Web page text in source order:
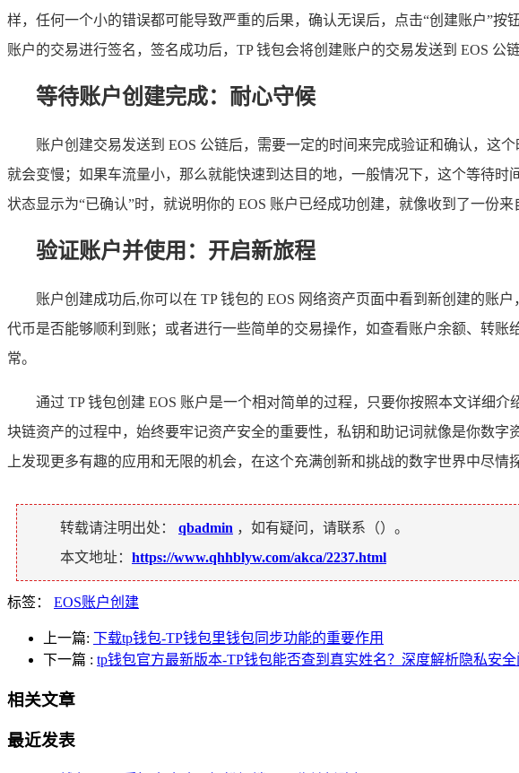
样，任何一个小的错误都可能导致严重的后果，确认无误后，点击“创建账户”
账户的交易进行签名，签名成功后，TP 钱包会将创建账户的交易发送到 EOS
等待账户创建完成：耐心守候
账户创建交易发送到 EOS 公链后，需要一定的时间来完成验证和确认，这
就会变慢；如果车流量小，那么就能快速到达目的地，一般情况下，这个等待
状态显示为“已确认”时，就说明你的 EOS 账户已经成功创建，就像收到了一份
验证账户并使用：开启新旅程
账户创建成功后,你可以在 TP 钱包的 EOS 网络资产页面中看到新创建的账
代币是否能够顺利到账；或者进行一些简单的交易操作，如查看账户余额、转
常。
通过 TP 钱包创建 EOS 账户是一个相对简单的过程，只要你按照本文详细
块链资产的过程中，始终要牢记资产安全的重要性，私钥和助记词就像是你数
上发现更多有趣的应用和无限的机会，在这个充满创新和挑战的数字世界中尽情
转载请注明出处： qbadmin ，如有疑问，请联系（）。
本文地址： https://www.qhhblyw.com/akca/2237.html
标签： EOS账户创建
上一篇: 下载tp钱包-TP钱包里钱包同步功能的重要作用
下一篇 : tp钱包官方最新版本-TP钱包能否查到真实姓名？深度解析隐私安全
相关文章
最近发表